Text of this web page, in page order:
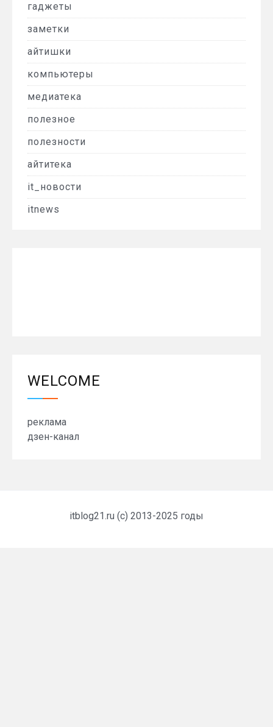
гаджеты
заметки
айтишки
компьютеры
медиатека
полезное
полезности
айтитека
it_новости
itnews
WELCOME
реклама
дзен-канал
itblog21.ru (c) 2013-2025 годы